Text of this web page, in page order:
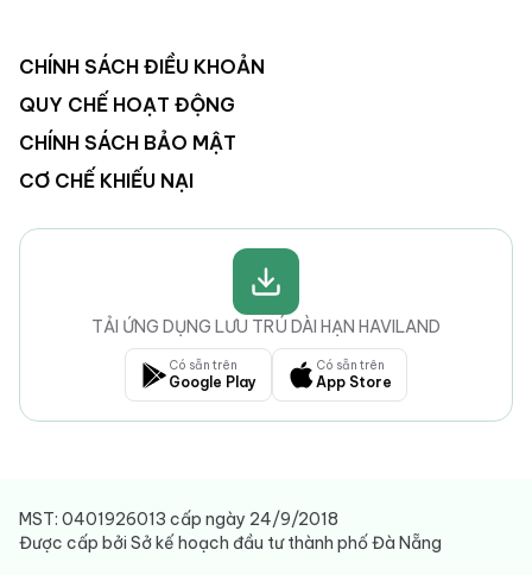
CHÍNH SÁCH ĐIỀU KHOẢN
QUY CHẾ HOẠT ĐỘNG
CHÍNH SÁCH BẢO MẬT
CƠ CHẾ KHIẾU NẠI
TẢI ỨNG DỤNG LƯU TRÚ DÀI HẠN HAVILAND
Có sẵn trên
Google Play
Có sẵn trên
App Store
MST: 0401926013 cấp ngày 24/9/2018
Được cấp bởi Sở kế hoạch đầu tư thành phố Đà Nẵng